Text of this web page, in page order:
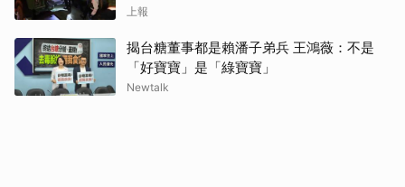
上報
揭台糖董事都是賴潘子弟兵 王鴻薇：不是
「好寶寶」是「綠寶寶」
Newtalk